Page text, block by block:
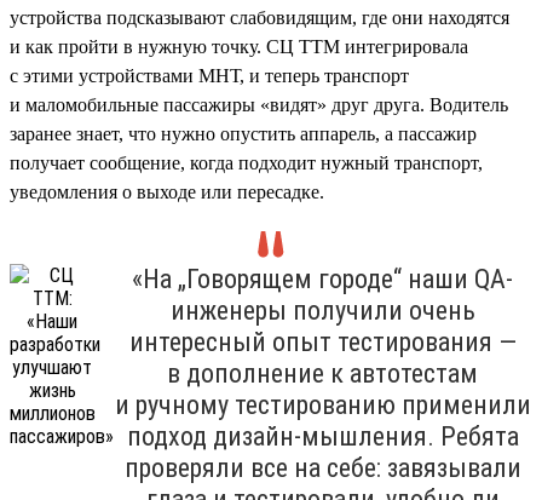
устройства подсказывают слабовидящим, где они находятся
и как пройти в нужную точку. СЦ ТТМ интегрировала
с этими устройствами МНТ, и теперь транспорт
и маломобильные пассажиры «видят» друг друга. Водитель
заранее знает, что нужно опустить аппарель, а пассажир
получает сообщение, когда подходит нужный транспорт,
уведомления о выходе или пересадке.
«На „Говорящем городе“ наши QA-
инженеры получили очень
интересный опыт тестирования —
в дополнение к автотестам
и ручному тестированию применили
подход дизайн-мышления. Ребята
проверяли все на себе: завязывали